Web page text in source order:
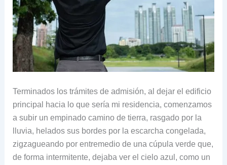
Terminados los trámites de admisión, al dejar el edificio
principal hacia lo que sería mi residencia, comenzamos
a subir un empinado camino de tierra, rasgado por la
lluvia, helados sus bordes por la escarcha congelada,
zigzagueando por entremedio de una cúpula verde que,
de forma intermitente, dejaba ver el cielo azul, como un